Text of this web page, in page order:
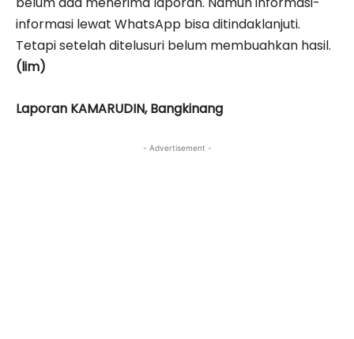
informasi lewat WhatsApp bisa ditindaklanjuti.
Tetapi setelah ditelusuri belum membuahkan hasil.
(lim)
Laporan KAMARUDIN, Bangkinang
- Advertisement -